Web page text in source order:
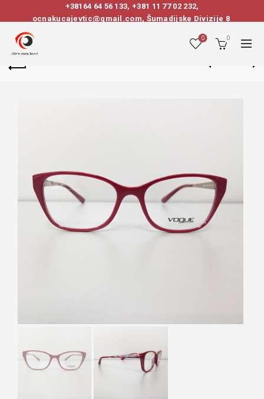
+38164 64 56 133, +381 11 77 02 232,
ocnakucajevtic@gmail.com, Šumadijske Divizije 8
0 0